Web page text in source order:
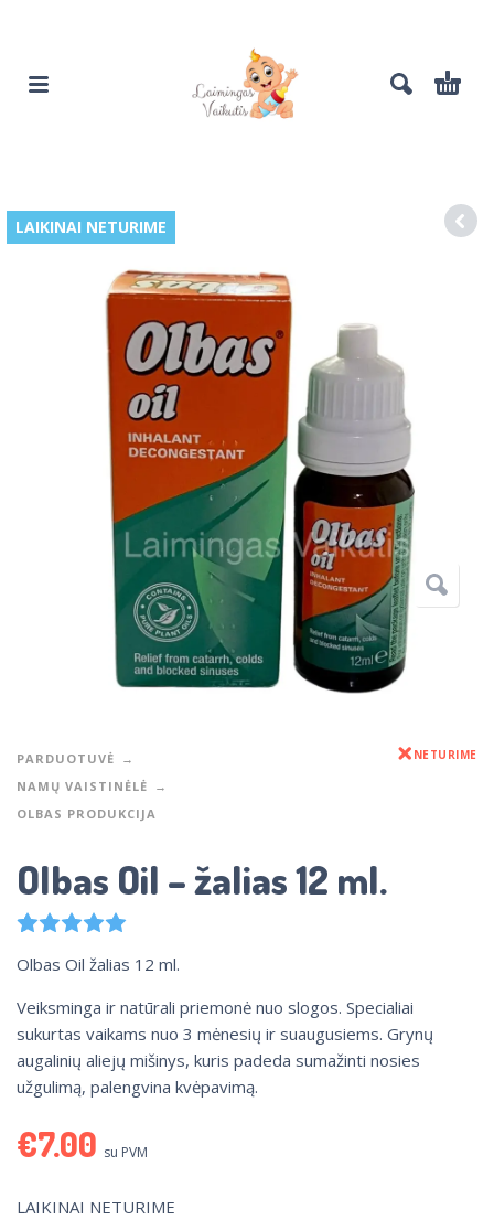
LAIKINAI NETURIME
PARDUOTUVĖ
NAMŲ VAISTINĖLĖ
OLBAS PRODUKCIJA
NETURIME
Olbas Oil – žalias 12 ml.
1
Olbas Oil žalias 12 ml.
Veiksminga ir natūrali priemonė nuo slogos. Specialiai
sukurtas vaikams nuo 3 mėnesių ir suaugusiems. Grynų
augalinių aliejų mišinys, kuris padeda sumažinti nosies
užgulimą, palengvina kvėpavimą.
€7.00 su PVM
LAIKINAI NETURIME